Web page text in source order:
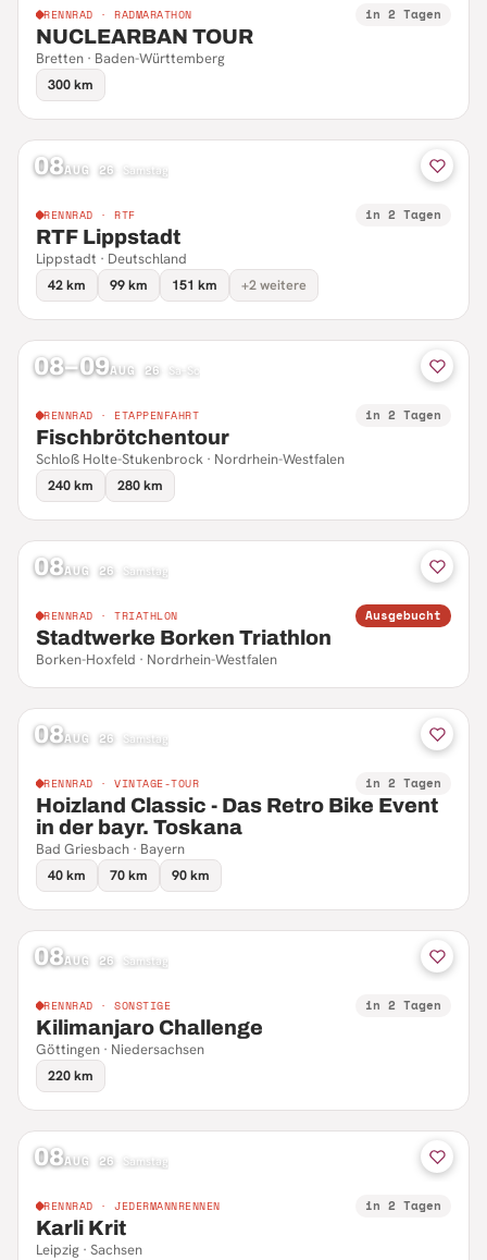
RENNRAD · RADMARATHON in 2 Tagen
NUCLEARBAN TOUR
Bretten · Baden-Württemberg
300 km
08AUG 26 Samstag
RENNRAD · RTF in 2 Tagen
RTF Lippstadt
Lippstadt · Deutschland
42 km
99 km 151 km +2 weitere
08–09AUG 26 Sa–So
RENNRAD · ETAPPENFAHRT in 2 Tagen
Fischbrötchentour
Schloß Holte-Stukenbrock · Nordrhein-Westfalen
240 km
280 km
08AUG 26 Samstag
RENNRAD · TRIATHLON Ausgebucht
Stadtwerke Borken Triathlon
Borken-Hoxfeld · Nordrhein-Westfalen
08AUG 26 Samstag
RENNRAD · VINTAGE-TOUR in 2 Tagen
Hoizland Classic - Das Retro Bike Event
in der bayr. Toskana
Bad Griesbach · Bayern
40 km
70 km 90 km
08AUG 26 Samstag
RENNRAD · SONSTIGE in 2 Tagen
Kilimanjaro Challenge
Göttingen · Niedersachsen
220 km
08AUG 26 Samstag
RENNRAD · JEDERMANNRENNEN in 2 Tagen
Karli Krit
Leipzig · Sachsen